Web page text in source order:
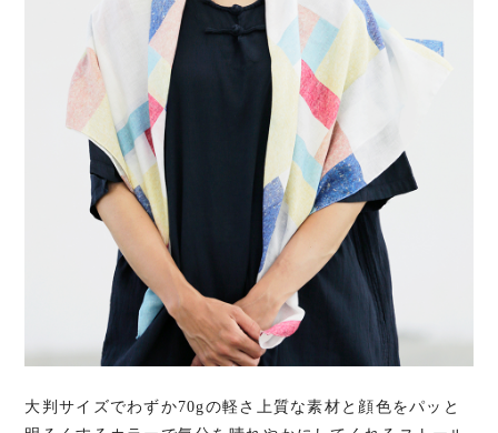
大判サイズでわずか70gの軽さ上質な素材と顔色をパッと